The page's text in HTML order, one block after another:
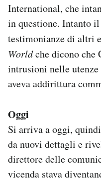
International, che
in questione. Intanto
testimonianze di altri
Worldche dicono che
intrusioni nelle
aveva addirittura
Oggi
Si arriva a oggi,
da nuovi dettagli e
direttore delle
vicenda stava